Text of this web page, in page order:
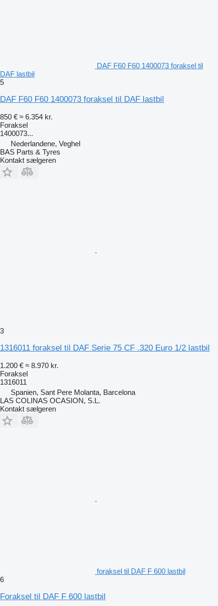
DAF F60 F60 1400073 foraksel til
DAF lastbil
5
DAF F60 F60 1400073 foraksel til DAF lastbil
850 € ≈ 6.354 kr.
Foraksel
1400073...
Nederlandene, Veghel
BAS Parts & Tyres
Kontakt sælgeren
3
1316011 foraksel til DAF Serie 75 CF .320 Euro 1/2 lastbil
1.200 € ≈ 8.970 kr.
Foraksel
1316011
Spanien, Sant Pere Molanta, Barcelona
LAS COLINAS OCASION, S.L.
Kontakt sælgeren
foraksel til DAF F 600 lastbil
6
Foraksel til DAF F 600 lastbil